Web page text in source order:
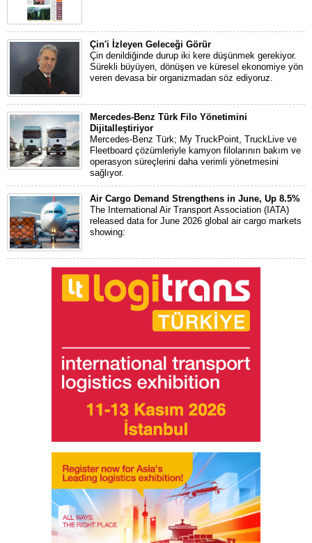
Çin'i İzleyen Geleceği Görür
Çin denildiğinde durup iki kere düşünmek gerekiyor.
Sürekli büyüyen, dönüşen ve küresel ekonomiye yön
veren devasa bir organizmadan söz ediyoruz.
Mercedes-Benz Türk Filo Yönetimini
Dijitalleştiriyor
Mercedes-Benz Türk; My TruckPoint, TruckLive ve
Fleetboard çözümleriyle kamyon filolarının bakım ve
operasyon süreçlerini daha verimli yönetmesini
sağlıyor.
Air Cargo Demand Strengthens in June, Up 8.5%
The International Air Transport Association (IATA)
released data for June 2026 global air cargo markets
showing: